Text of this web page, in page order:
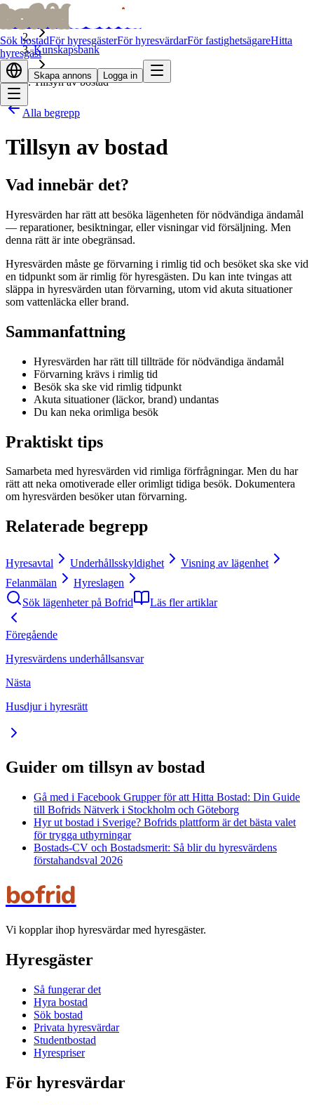
bofridbofrid
Sök bostadFör hyresgästerFör hyresvärdarFör fastighetsägareHitta
hyresgäst
Skapa annons Logga in
Kunskapsbank
Tillsyn av bostad
Alla begrepp
Tillsyn av bostad
Vad innebär det?
Hyresvärden har rätt att besöka lägenheten för nödvändiga ändamål
— reparationer, besiktningar, eller visningar vid försäljning. Men
denna rätt är inte obegränsad.
Hyresvärden måste ge förvarning i rimlig tid och besöket ska ske vid
en tidpunkt som är rimlig för hyresgästen. Du kan inte tvingas att
släppa in hyresvärden utan förvarning, utom vid akuta situationer
som vattenläcka eller brand.
Sammanfattning
Hyresvärden har rätt till tillträde för nödvändiga ändamål
Förvarning krävs i rimlig tid
Besök ska ske vid rimlig tidpunkt
Akuta situationer (läckor, brand) undantas
Du kan neka orimliga besök
Praktiskt tips
Samarbeta med hyresvärden vid rimliga förfrågningar. Men du har
rätt att neka omotiverade eller orimligt tidiga besök. Dokumentera
om hyresvärden besöker utan förvarning.
Relaterade begrepp
Hyresavtal Underhållsskyldighet
Visning av lägenhet
Felanmälan
Hyreslagen
Sök lägenheter på Bofrid
Läs fler artiklar
Föregående
Hyresvärdens underhållsansvar
Nästa
Husdjur i hyresrätt
Guider om tillsyn av bostad
Gå med i Facebook Grupper för att Hitta Bostad: Din Guide
till Bofrids Nätverk i Stockholm och Göteborg
Hyr ut bostad i Sverige? Bofrids plattform är det bästa valet
för trygga uthyrningar
Bostads-CV och Bostadsmerit: Så blir du hyresvärdens
förstahandsval 2026
bofrid
Vi kopplar ihop hyresvärdar med hyresgäster.
Hyresgäster
Så fungerar det
Hyra bostad
Sök bostad
Privata hyresvärdar
Studentbostad
Hyrespriser
För hyresvärdar